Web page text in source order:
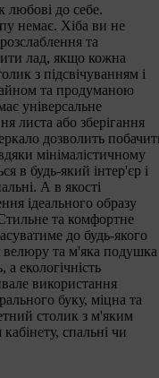
любові до себе.
немає. Хіба ви не
та
лад, якщо кожна
з підсвічуванням і
та продуманою
універсальне
листа або зберігання
дозволить
мінімалістичному
в будь-який інтер'єр і
А в якості
ідеального образу
та комфортне
до будь-якого
велюру та м'яка подушка
екологічність
використання
буку, міцна та
столик з м'яким
спальні чи